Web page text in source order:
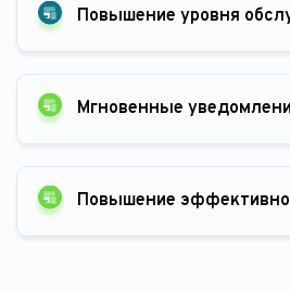
Повышение уровня
Мгновенные
Повышение